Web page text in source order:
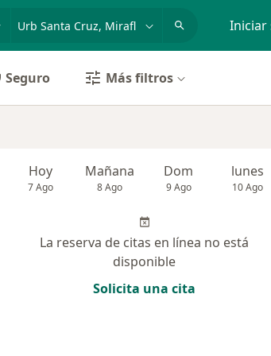
o nombre Iniciar
Seguro Más filtros
Hoy
7 Ago
Mañana
8 Ago
Dom
9 Ago
lunes
10 Ago
La reserva de citas en línea no está
disponible
Solicita una cita